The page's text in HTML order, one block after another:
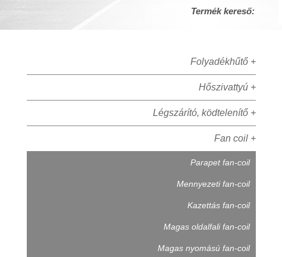
Termék kereső:
Folyadékhűtő +
Hőszivattyú +
Légszárító, ködtelenítő +
Fan coil +
Parapet fan-coil
Mennyezeti fan-coil
Kazettás fan-coil
Magas oldalfali fan-coil
Magas nyomású fan-coil